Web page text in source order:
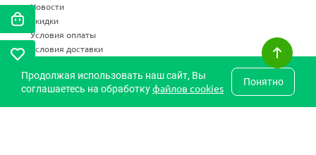
Новости
Скидки
Условия оплаты
Условия доставки
Статьи
Частые вопросы
Карта сайта
Продолжая использовать наш сайт, Вы
соглашаетесь на обработкуфайлов cookies Понятно